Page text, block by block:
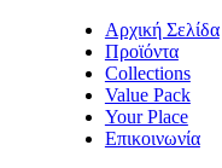
Αρχική Σελίδα
Προϊόντα
Collections
Value Pack
Your Place
Επικοινωνία